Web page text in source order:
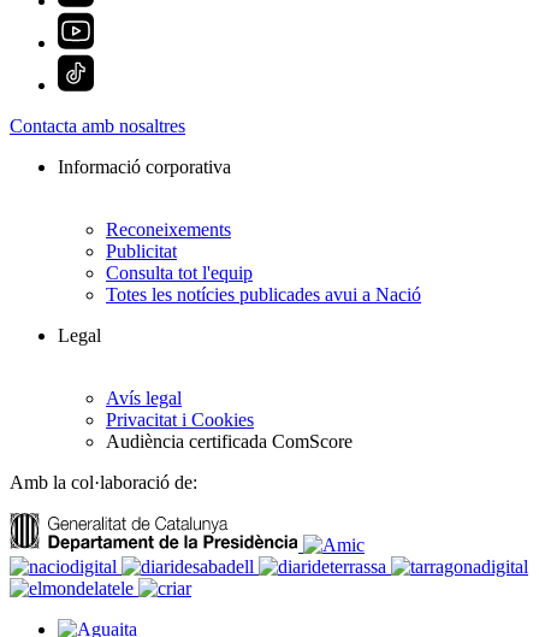
Contacta amb nosaltres
Informació corporativa
Reconeixements
Publicitat
Consulta tot l'equip
Totes les notícies publicades avui a Nació
Legal
Avís legal
Privacitat i Cookies
Audiència certificada ComScore
Amb la col·laboració de: